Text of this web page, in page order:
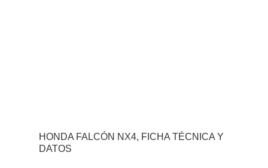
HONDA FALCÓN NX4, FICHA TÉCNICA Y
DATOS